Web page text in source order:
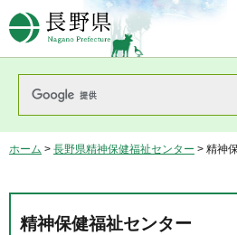
長野県Nagano
ホーム > 長野県精神保健福祉センター > 精神
精神保健福祉センター